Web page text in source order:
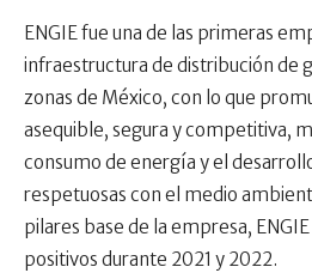
ENGIE fue una de las primeras
infraestructura de distribución de
zonas de México, con lo que
asequible, segura y competitiva,
consumo de energía y el
respetuosas con el medio
pilares base de la empresa,
positivos durante 2021 y 2022.